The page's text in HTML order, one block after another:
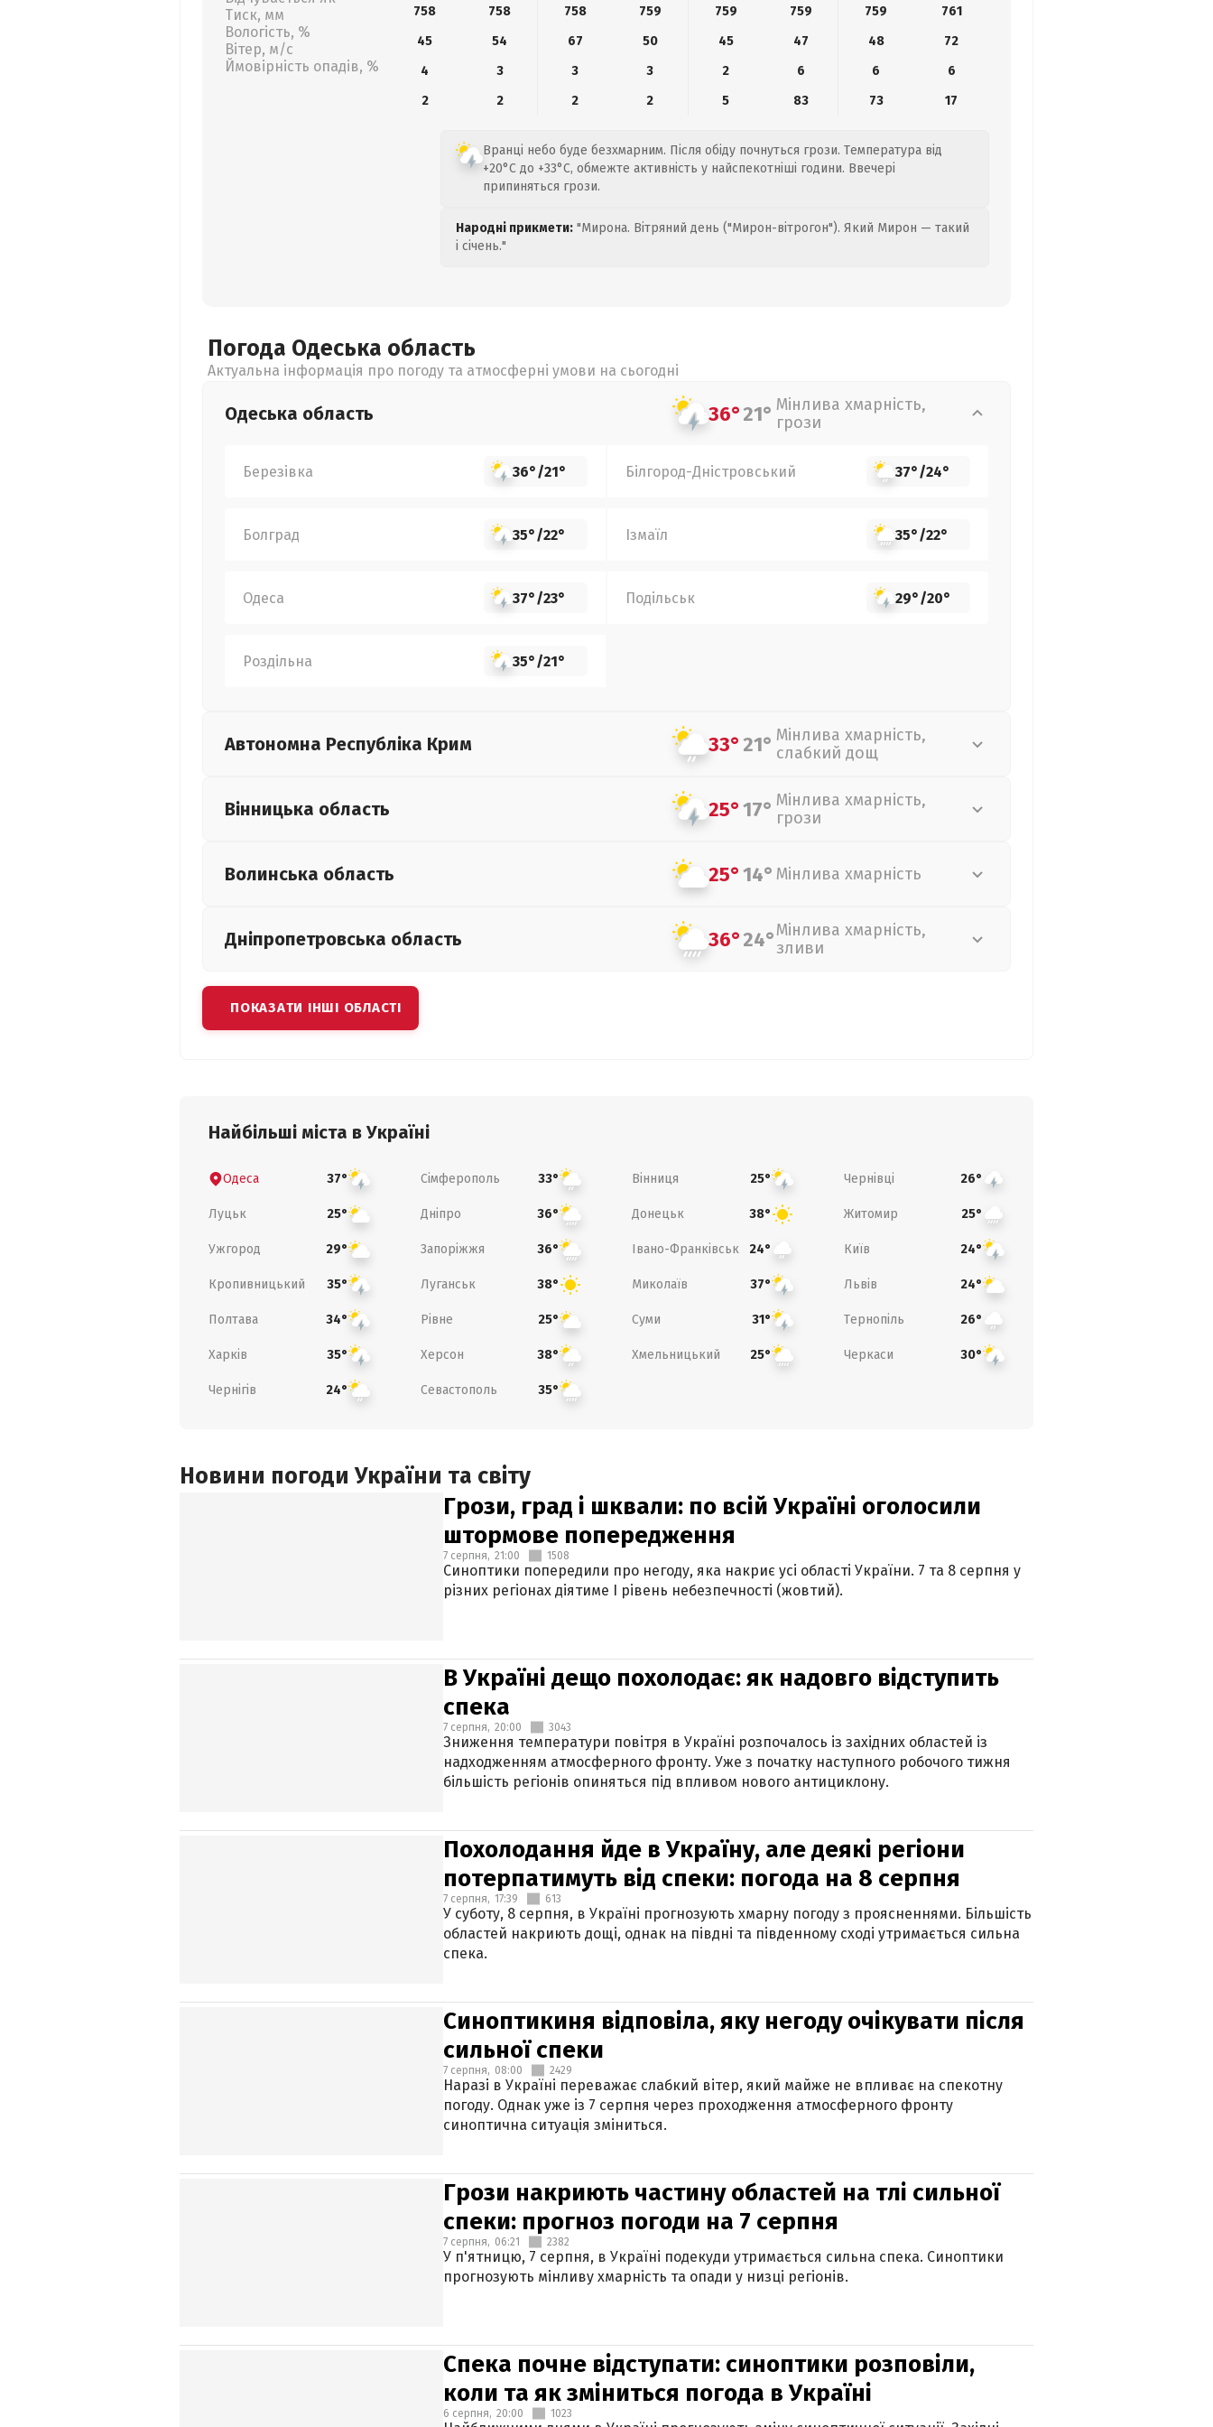
Тиск, мм
Вологість, %
Вітер, м/с
Ймовірність опадів, %
758 758 758 759 759 759 759
761
45
54 67 50 45 47 48
72
4
3 3 3 2 6 6
6
2
2 2 2 5 83 73 17
Вранці небо буде безхмарним. Після обіду почнуться грози. Температура від
+20°C до +33°C, обмежте активність у найспекотніші години. Ввечері
припиняться грози.
Народні прикмети: "Мирона. Вітряний день ("Мирон-вітрогон"). Який Мирон — такий
і січень."
Погода Одеська область
Актуальна інформація про погоду та атмосферні умови на сьогодні
Одеська область 36°21° Мінлива хмарність,
грози
Березівка 36°/21° Білгород-Дністровський 37°/24°
Болград 35°/22° Ізмаїл 35°/22°
Одеса 37°/23° Подільськ 29°/20°
Роздільна 35°/21°
Автономна Республіка Крим 33°21° Мінлива хмарність,
слабкий дощ
Вінницька область 25°17° Мінлива хмарність,
грози
Волинська область 25°14° Мінлива хмарність
Дніпропетровська область 36°24°Мінлива хмарність,
зливи
ПОКАЗАТИ ІНШІ ОБЛАСТІ
Найбільші міста в Україні
Одеса 37° Сімферополь 33° Вінниця 25° Чернівці 26°
Луцьк 25° Дніпро 36° Донецьк 38° Житомир 25°
Ужгород 29° Запоріжжя 36° Івано-Франківськ 24° Київ 24°
Кропивницький 35° Луганськ 38° Миколаїв 37° Львів 24°
Полтава 34° Рівне 25° Суми 31° Тернопіль 26°
Харків 35° Херсон 38° Хмельницький 25° Черкаси 30°
Чернігів 24° Севастополь 35°
Новини погоди України та світу
Грози, град і шквали: по всій Україні оголосили
штормове попередження
7 серпня, 21:00 1508
Синоптики попередили про негоду, яка накриє усі області України. 7 та 8 серпня у
різних регіонах діятиме І рівень небезпечності (жовтий).
В Україні дещо похолодає: як надовго відступить
спека
7 серпня, 20:00 3043
Зниження температури повітря в Україні розпочалось із західних областей із
надходженням атмосферного фронту. Уже з початку наступного робочого тижня
більшість регіонів опиняться під впливом нового антициклону.
Похолодання йде в Україну, але деякі регіони
потерпатимуть від спеки: погода на 8 серпня
7 серпня, 17:39 613
У суботу, 8 серпня, в Україні прогнозують хмарну погоду з проясненнями. Більшість
областей накриють дощі, однак на півдні та південному сході утримається сильна
спека.
Синоптикиня відповіла, яку негоду очікувати після
сильної спеки
7 серпня, 08:00 2429
Наразі в Україні переважає слабкий вітер, який майже не впливає на спекотну
погоду. Однак уже із 7 серпня через проходження атмосферного фронту
синоптична ситуація зміниться.
Грози накриють частину областей на тлі сильної
спеки: прогноз погоди на 7 серпня
7 серпня, 06:21 2382
У п'ятницю, 7 серпня, в Україні подекуди утримається сильна спека. Синоптики
прогнозують мінливу хмарність та опади у низці регіонів.
Спека почне відступати: синоптики розповіли,
коли та як зміниться погода в Україні
6 серпня, 20:00 1023